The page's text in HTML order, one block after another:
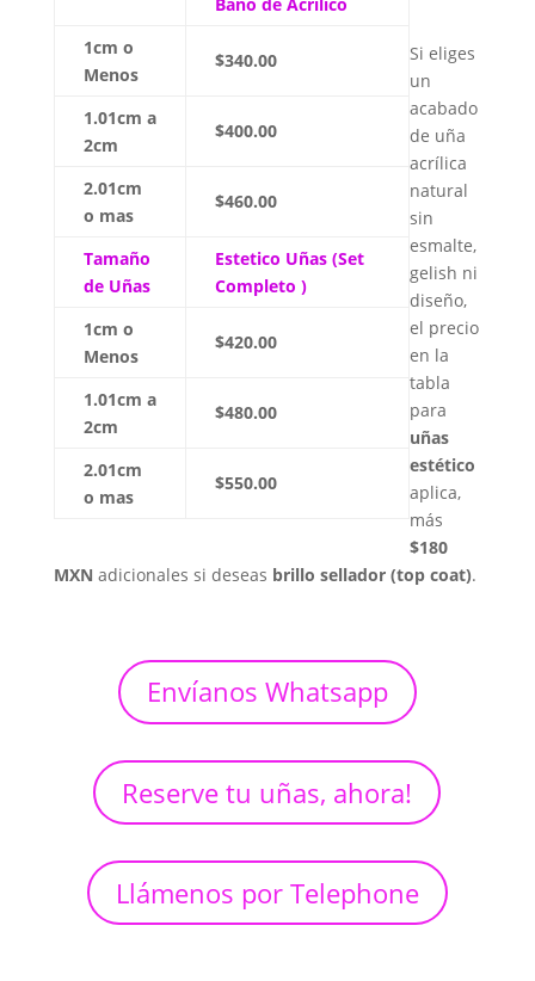
1cm o
Menos
$340.00
1.01cm a
2cm
$400.00
2.01cm
o mas
$460.00
Tamaño
de Uñas
Estetico Uñas (Set
Completo )
1cm o
Menos
$420.00
1.01cm a
2cm
$480.00
2.01cm
o mas
$550.00
Si eliges
un
acabado
de uña
acrílica
natural
sin
esmalte,
gelish ni
diseño,
el precio
en la
tabla
para
uñas
estético
aplica,
más
$180
MXN adicionales si deseas brillo sellador (top coat).
Envíanos Whatsapp
Reserve tu uñas, ahora!
Llámenos por Telephone